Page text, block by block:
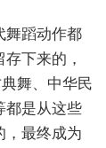
蹈动作都
下来的，
舞、中华民
都是从这些
，最终成为